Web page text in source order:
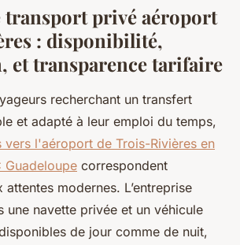
transport privé aéroport
: disponibilité,
et transparence tarifaire
recherchant un transfert
et adapté à leur emploi du temps,
vers l'aéroport de Trois-Rivières en
Guadeloupe correspondent
modernes. L’entreprise
une navette privée et un véhicule
de jour comme de nuit,